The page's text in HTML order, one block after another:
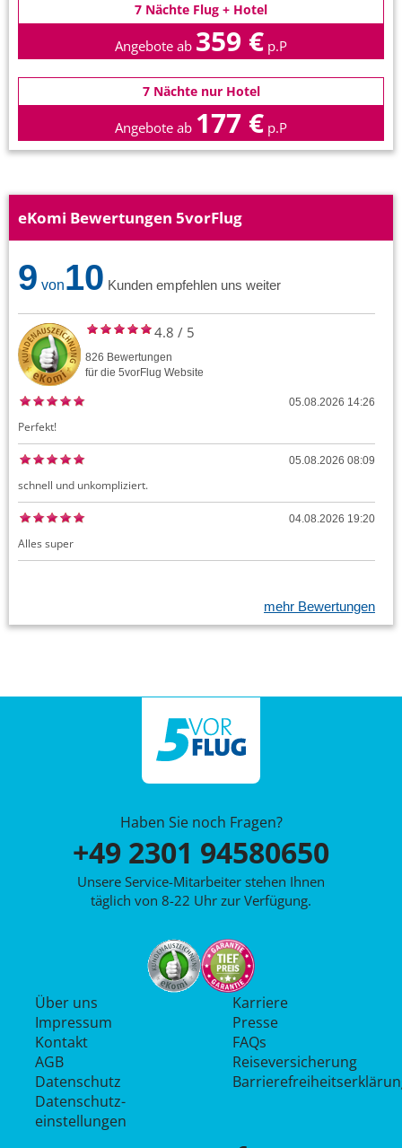
7 Nächte Flug + Hotel
Angebote ab 359 € p.P
7 Nächte nur Hotel
Angebote ab 177 € p.P
eKomi Bewertungen 5vorFlug
9 von10 Kunden empfehlen uns weiter
4.8 / 5
826 Bewertungen
für die 5vorFlug Website
05.08.2026 14:26
Perfekt!
05.08.2026 08:09
schnell und unkompliziert.
04.08.2026 19:20
Alles super
mehr Bewertungen
Haben Sie noch Fragen?
+49 2301 94580650
Unsere Service-Mitarbeiter stehen Ihnen
täglich von 8-22 Uhr zur Verfügung.
Über uns
Impressum
Kontakt
AGB
Datenschutz
Datenschutz­
einstellungen
Karriere
Presse
FAQs
Reiseversicherung